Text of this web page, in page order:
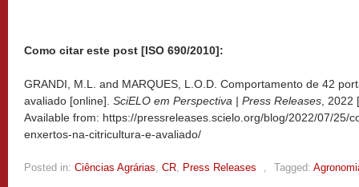
Como citar este post [ISO 690/2010]:
GRANDI, M.L. and MARQUES, L.O.D. Comportamento de 42
avaliado [online]. SciELO em Perspectiva | Press Releases ,
Available from: https://pressreleases.scielo.org/blog/2022/07/25/
enxertos-na-citricultura-e-avaliado/
Posted in: Ciências Agrárias, CR, Press Releases , Tagged: